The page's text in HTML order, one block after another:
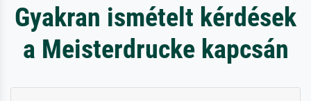
Gyakran ismételt kérdések
a Meisterdrucke kapcsán